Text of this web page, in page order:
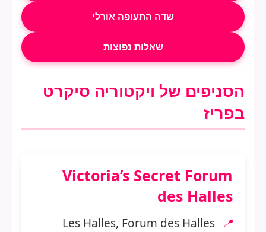
שדה התעופה אורלי
שאלות נפוצות
הסניפים של ויקטוריה סיקרט
בפריז
Victoria’s Secret Forum
des Halles
📍
Les Halles, Forum des Halles